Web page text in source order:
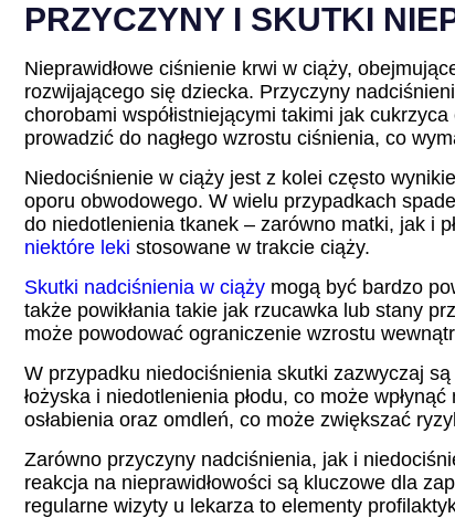
PRZYCZYNY I SKUTKI
Nieprawidłowe ciśnienie krwi w ciąży,
rozwijającego się dziecka. Przyczyny
chorobami współistniejącymi takimi jak
prowadzić do nagłego wzrostu ciśnienia, co
Niedociśnienie w ciąży jest z kolei często
oporu obwodowego. W wielu przypadkach
do niedotlenienia tkanek – zarówno matki, jak i
niektóre leki stosowane w trakcie ciąży.
Skutki nadciśnienia w ciąży mogą być bardzo
także powikłania takie jak rzucawka lub stany
może powodować ograniczenie wzrostu
W przypadku niedociśnienia skutki zazwyczaj
łożyska i niedotlenienia płodu, co może
osłabienia oraz omdleń, co może zwiększać
Zarówno przyczyny nadciśnienia, jak i
reakcja na nieprawidłowości są kluczowe dla
regularne wizyty u lekarza to elementy